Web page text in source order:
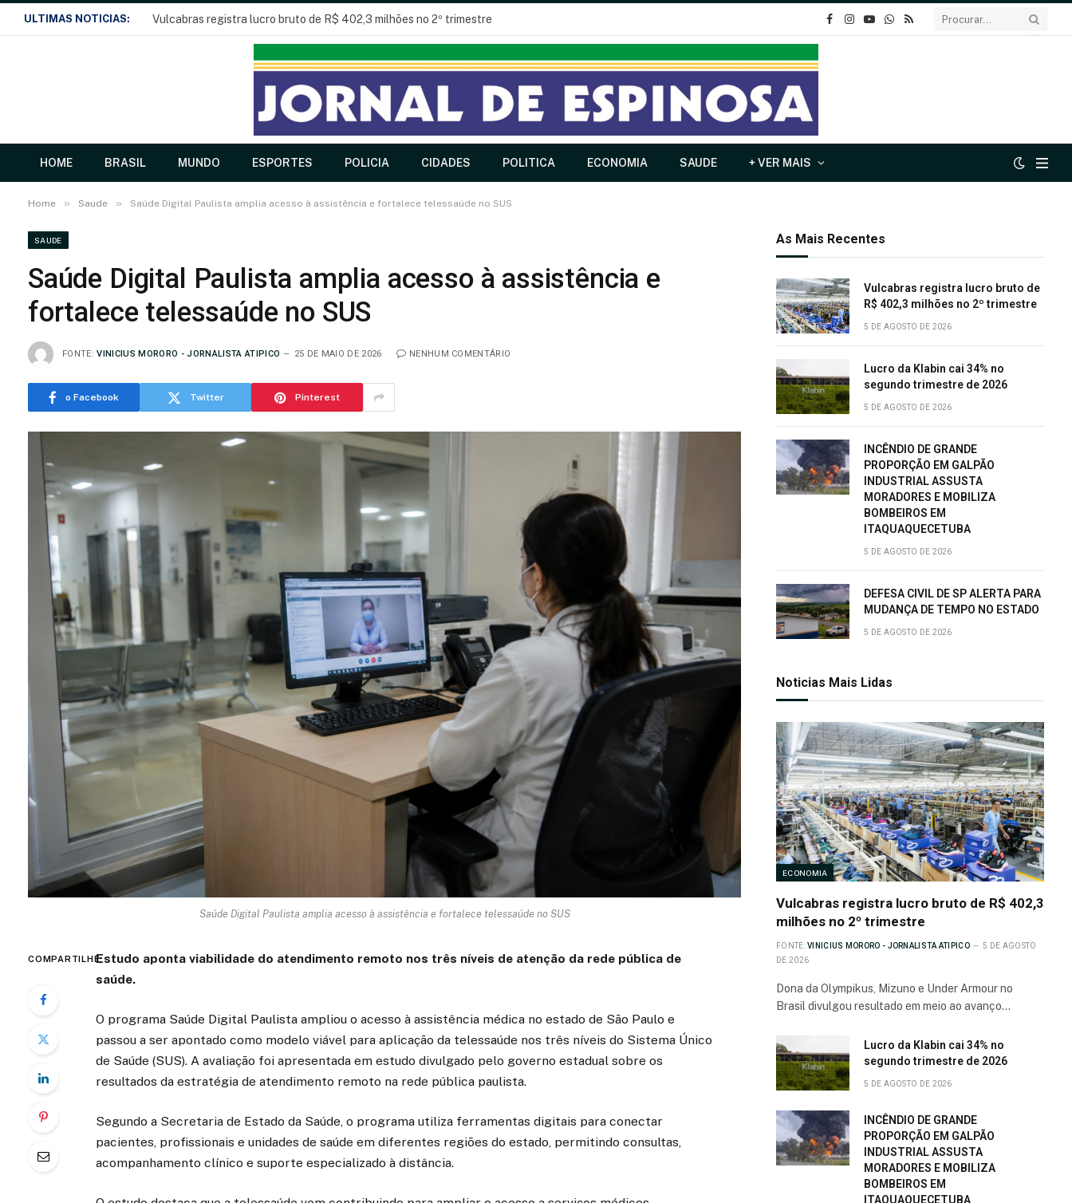
ULTIMAS NOTICIAS: Vulcabras registra lucro bruto de R$ 402,3 milhões no 2º trimestre
o
Instagram
YouTube
Whatsapp
RSS
HOME BRASIL MUNDO ESPORTES POLICIA CIDADES POLITICA ECONOMIA SAUDE + VER MAIS
Home » Saude » Saúde Digital Paulista amplia acesso à assistência e fortalece telessaúde no SUS
SAUDE
Saúde Digital Paulista amplia acesso à assistência e
fortalece telessaúde no SUS
FONTE: VINICIUS MORORO - JORNALISTA ATIPICO 25 DE MAIO DE 2026 NENHUM COMENTÁRIO
o Facebook Twitter Pinterest
Saúde Digital Paulista amplia acesso à assistência e fortalece telessaúde no SUS
COMPARTILHE:Estudo aponta viabilidade do atendimento remoto nos três níveis de atenção da rede pública de
saúde.
O programa Saúde Digital Paulista ampliou o acesso à assistência médica no estado de São Paulo e
passou a ser apontado como modelo viável para aplicação da telessaúde nos três níveis do Sistema Único
de Saúde (SUS). A avaliação foi apresentada em estudo divulgado pelo governo estadual sobre os
resultados da estratégia de atendimento remoto na rede pública paulista.
Segundo a Secretaria de Estado da Saúde, o programa utiliza ferramentas digitais para conectar
pacientes, profissionais e unidades de saúde em diferentes regiões do estado, permitindo consultas,
acompanhamento clínico e suporte especializado à distância.
As Mais Recentes
Vulcabras registra lucro bruto de
R$ 402,3 milhões no 2º trimestre
5 DE AGOSTO DE 2026
Lucro da Klabin cai 34% no
segundo trimestre de 2026
5 DE AGOSTO DE 2026
INCÊNDIO DE GRANDE
PROPORÇÃO EM GALPÃO
INDUSTRIAL ASSUSTA
MORADORES E MOBILIZA
BOMBEIROS EM
ITAQUAQUECETUBA
5 DE AGOSTO DE 2026
DEFESA CIVIL DE SP ALERTA PARA
MUDANÇA DE TEMPO NO ESTADO
5 DE AGOSTO DE 2026
Noticias Mais Lidas
ECONOMIA
Vulcabras registra lucro bruto de R$ 402,3
milhões no 2º trimestre
FONTE: VINICIUS MORORO - JORNALISTA ATIPICO
5 DE AGOSTO
DE 2026
Dona da Olympikus, Mizuno e Under Armour no
Brasil divulgou resultado em meio ao avanço…
Lucro da Klabin cai 34% no
segundo trimestre de 2026
5 DE AGOSTO DE 2026
INCÊNDIO DE GRANDE
PROPORÇÃO EM GALPÃO
INDUSTRIAL ASSUSTA
MORADORES E MOBILIZA
BOMBEIROS EM
ITAQUAQUECETUBA